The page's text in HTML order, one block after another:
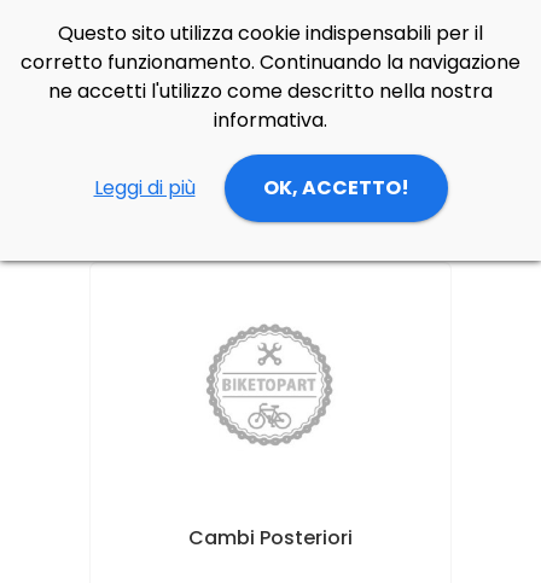
Side Navigation CercaContattiLogin
Trasmissione
Trasmissione
Cambi Posteriori
Questo sito utilizza cookie indispensabili per il
corretto funzionamento. Continuando la navigazione
ne accetti l'utilizzo come descritto nella nostra
informativa.
Leggi di più OK, ACCETTO!